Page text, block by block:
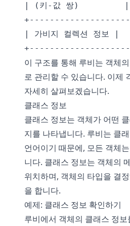
| (키-값 쌍)         |
| 가비지 컬렉션 정보 |
이 구조를 통해 루비는 객체
로 관리할 수 있습니다. 이제
자세히 살펴보겠습니다.
클래스 정보
클래스 정보는 객체가 어떤
지를 나타냅니다. 루비는 클
언어이기 때문에, 모든 객체
니다. 클래스 정보는 객체의
위치하며, 객체의 타입을 결
을 합니다.
예제: 클래스 정보 확인하기
루비에서 객체의 클래스 정